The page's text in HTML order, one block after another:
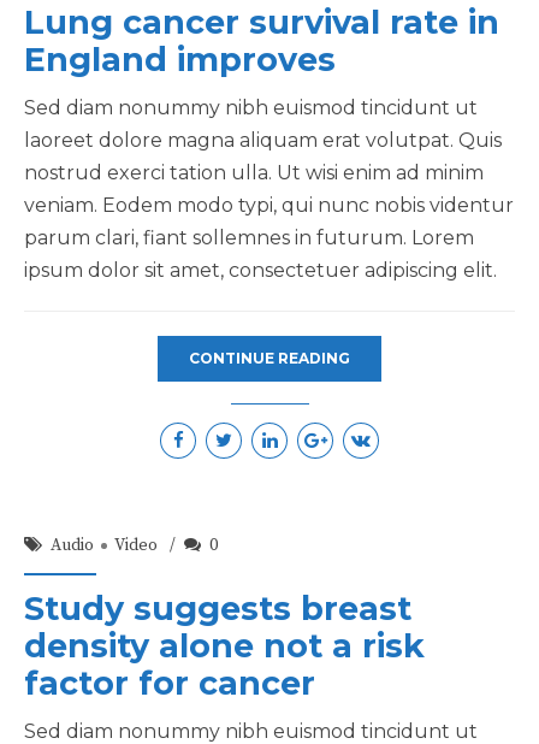
Lung cancer survival rate in
England improves
Sed diam nonummy nibh euismod tincidunt ut
laoreet dolore magna aliquam erat volutpat. Quis
nostrud exerci tation ulla. Ut wisi enim ad minim
veniam. Eodem modo typi, qui nunc nobis videntur
parum clari, fiant sollemnes in futurum. Lorem
ipsum dolor sit amet, consectetuer adipiscing elit.
CONTINUE READING
Audio Video 0
Study suggests breast
density alone not a risk
factor for cancer
Sed diam nonummy nibh euismod tincidunt ut